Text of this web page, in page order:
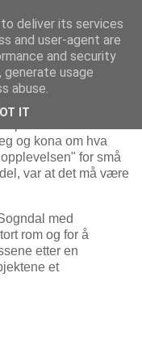
og kona om hva
for små
var at det må være
med
rom og for å
etter en
et
deliver its services
and user-agent are
and security
usage
abuse.
IT